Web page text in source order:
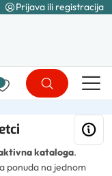
Prijava ili registracija
kataloga.
ponuda na jednom